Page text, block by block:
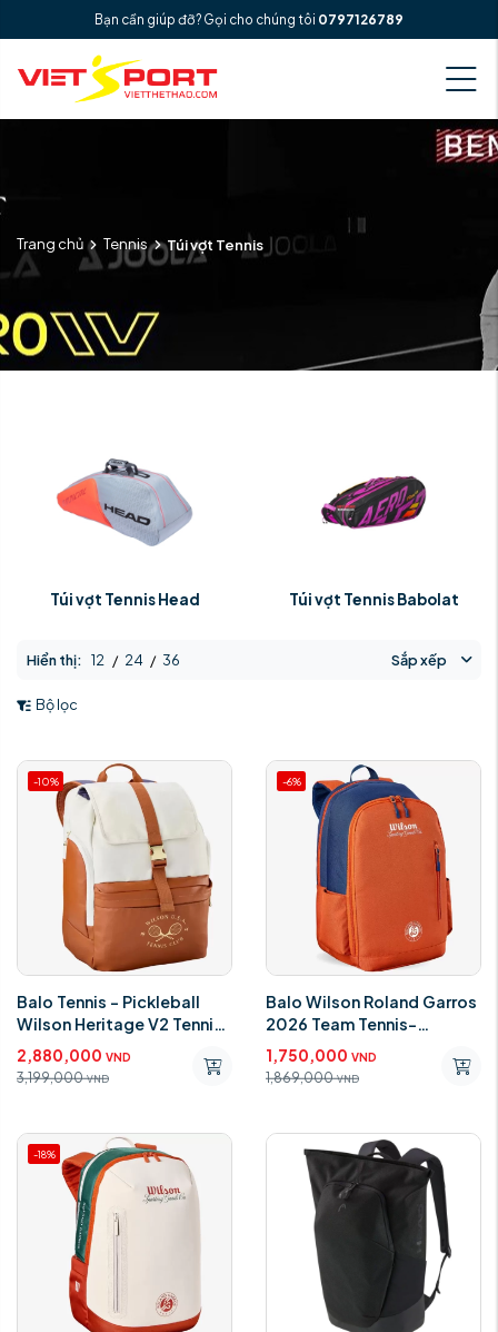
Bạn cần giúp đỡ? Gọi cho chúng tôi 0797126789
Trang chủ Tennis Túi vợt Tennis
Túi vợt Tennis Head Túi vợt Tennis Babolat
Hiển thị: 12 / 24 / 36 Sắp xếp
Bộ lọc
-10%
Balo Tennis - Pickleball
Wilson Heritage V2 Tennis
Backpack WR8052201001
2,880,000 VND
3,199,000 VND
-6%
Balo Wilson Roland Garros
2026 Team Tennis-
Pickleball WR8053501001
1,750,000 VND
1,869,000 VND
-18%